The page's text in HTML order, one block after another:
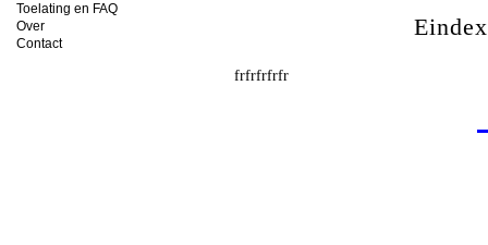
Toelating en FAQ
Over
Contact
frfrfrfrfr